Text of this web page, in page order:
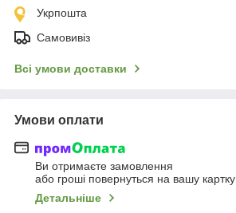
Укрпошта
Самовивіз
Всі умови доставки
Умови оплати
Ви отримаєте замовлення
або гроші повернуться на вашу картку
Детальніше